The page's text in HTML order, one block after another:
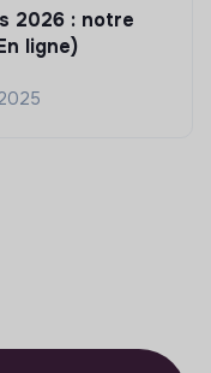
2026 : notre
ligne)